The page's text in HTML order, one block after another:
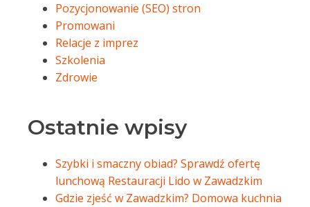
Pozycjonowanie (SEO) stron
Promowani
Relacje z imprez
Szkolenia
Zdrowie
Ostatnie wpisy
Szybki i smaczny obiad? Sprawdź ofertę
lunchową Restauracji Lido w Zawadzkim
Gdzie zjeść w Zawadzkim? Domowa kuchnia